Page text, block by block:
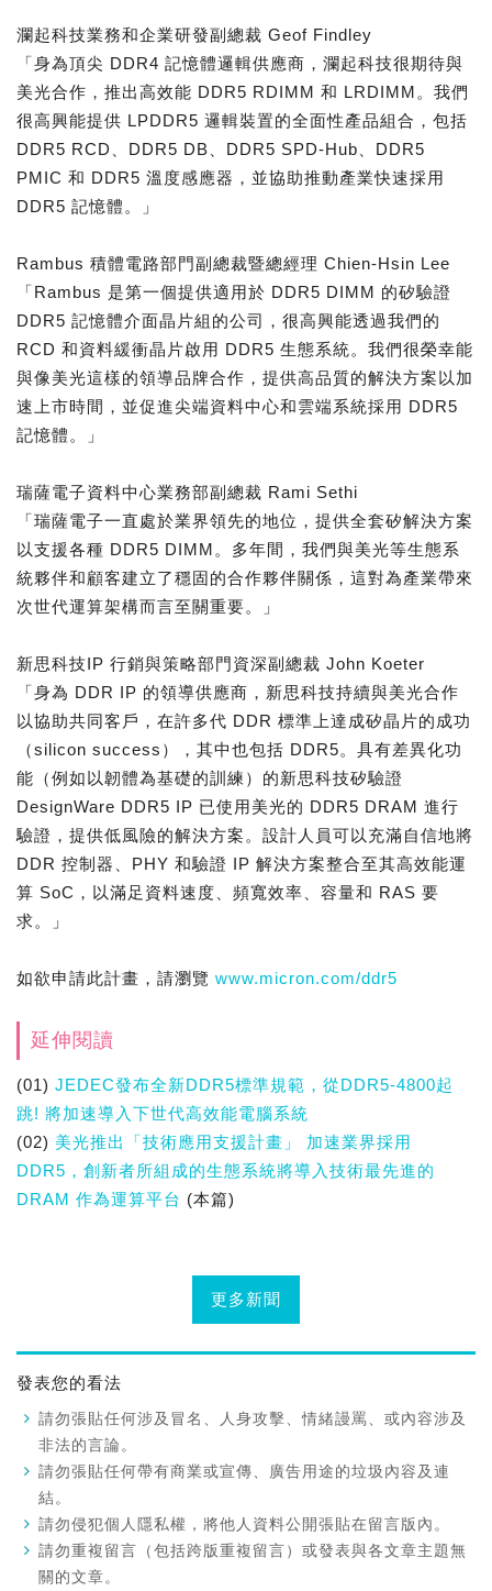
瀾起科技業務和企業研發副總裁 Geof Findley
「身為頂尖 DDR4 記憶體邏輯供應商，瀾起科技很期待與
美光合作，推出高效能 DDR5 RDIMM 和 LRDIMM。我們
很高興能提供 LPDDR5 邏輯裝置的全面性產品組合，包括
DDR5 RCD、DDR5 DB、DDR5 SPD-Hub、DDR5
PMIC 和 DDR5 溫度感應器，並協助推動產業快速採用
DDR5 記憶體。」
Rambus 積體電路部門副總裁暨總經理 Chien-Hsin Lee
「Rambus 是第一個提供適用於 DDR5 DIMM 的矽驗證
DDR5 記憶體介面晶片組的公司，很高興能透過我們的
RCD 和資料緩衝晶片啟用 DDR5 生態系統。我們很榮幸能
與像美光這樣的領導品牌合作，提供高品質的解決方案以加
速上市時間，並促進尖端資料中心和雲端系統採用 DDR5
記憶體。」
瑞薩電子資料中心業務部副總裁 Rami Sethi
「瑞薩電子一直處於業界領先的地位，提供全套矽解決方案
以支援各種 DDR5 DIMM。多年間，我們與美光等生態系
統夥伴和顧客建立了穩固的合作夥伴關係，這對為產業帶來
次世代運算架構而言至關重要。」
新思科技IP 行銷與策略部門資深副總裁 John Koeter
「身為 DDR IP 的領導供應商，新思科技持續與美光合作
以協助共同客戶，在許多代 DDR 標準上達成矽晶片的成功
（silicon success），其中也包括 DDR5。具有差異化功
能（例如以韌體為基礎的訓練）的新思科技矽驗證
DesignWare DDR5 IP 已使用美光的 DDR5 DRAM 進行
驗證，提供低風險的解決方案。設計人員可以充滿自信地將
DDR 控制器、PHY 和驗證 IP 解決方案整合至其高效能運
算 SoC，以滿足資料速度、頻寬效率、容量和 RAS 要
求。」
如欲申請此計畫，請瀏覽 www.micron.com/ddr5
延伸閱讀
(01) JEDEC發布全新DDR5標準規範，從DDR5-4800起
跳! 將加速導入下世代高效能電腦系統
(02) 美光推出「技術應用支援計畫」 加速業界採用
DDR5，創新者所組成的生態系統將導入技術最先進的
DRAM 作為運算平台 (本篇)
更多新聞
發表您的看法
請勿張貼任何涉及冒名、人身攻擊、情緒謾罵、或內容涉及
非法的言論。
請勿張貼任何帶有商業或宣傳、廣告用途的垃圾內容及連
結。
請勿侵犯個人隱私權，將他人資料公開張貼在留言版內。
請勿重複留言（包括跨版重複留言）或發表與各文章主題無
關的文章。